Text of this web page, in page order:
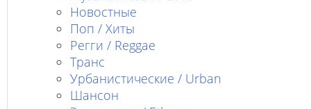
Новостные
Поп / Хиты
Регги / Reggae
Транс
Урбанистические / Urban
Шансон